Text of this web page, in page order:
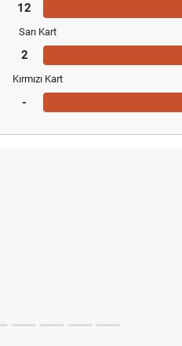
12
Sarı Kart
2
Kırmızı Kart
-